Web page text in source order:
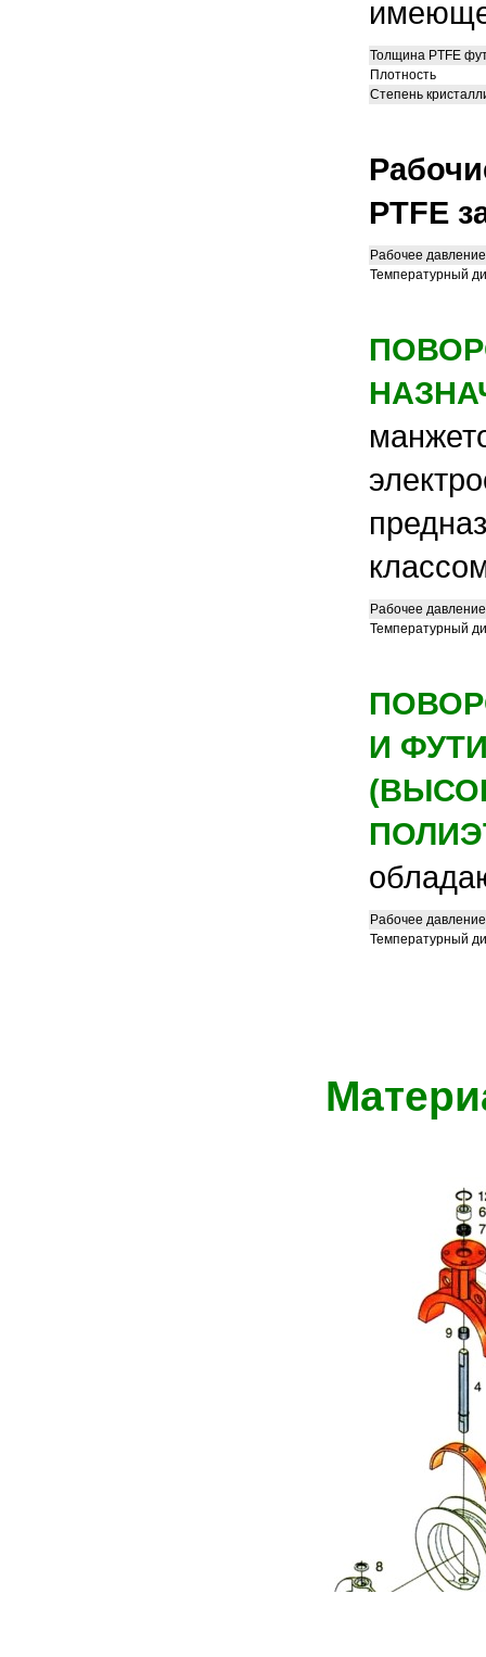
Толщина PTFE
Плотность
Степень
PTFE
Рабочее давление
Температурный
Рабочее давление
Температурный
И
Рабочее давление
Температурный